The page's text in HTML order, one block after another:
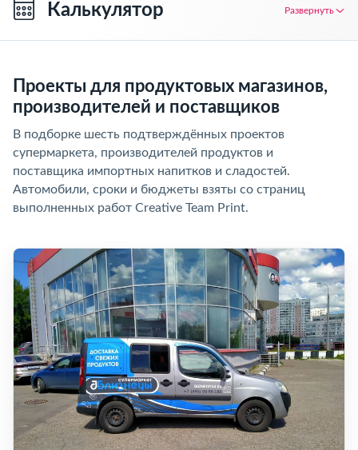
Калькулятор Развернуть
Проекты для продуктовых магазинов,
производителей и поставщиков
В подборке шесть подтверждённых проектов
супермаркета, производителей продуктов и
поставщика импортных напитков и сладостей.
Автомобили, сроки и бюджеты взяты со страниц
выполненных работ Creative Team Print.